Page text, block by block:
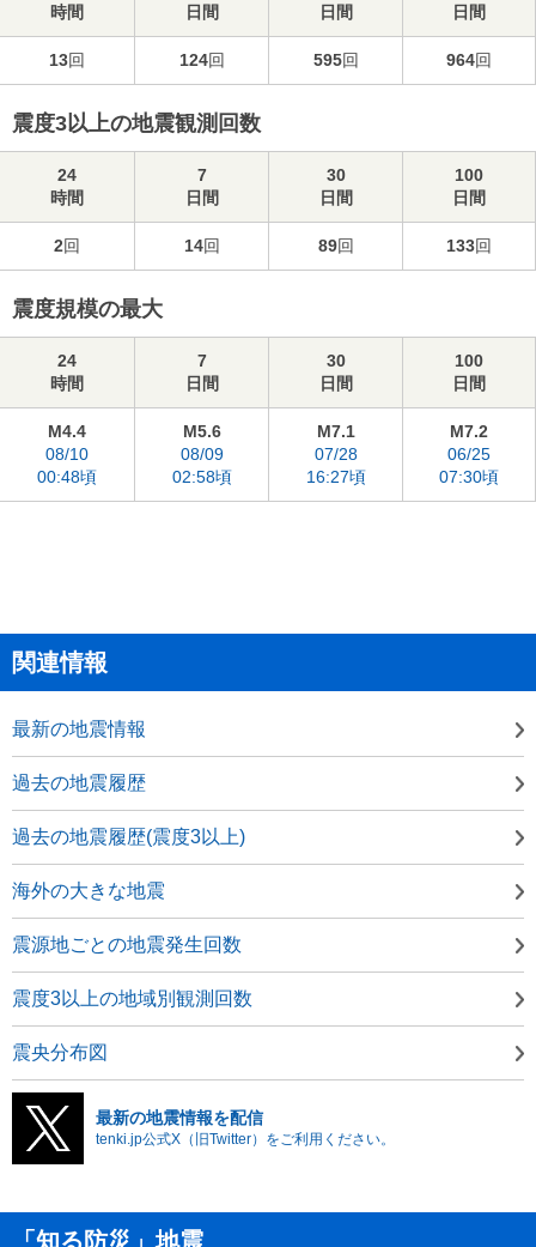
時間
日間
日間
日間
13回 124回 595回 964回
震度3以上の地震観測回数
24
時間
7
日間
30
日間
100
日間
2回 14回 89回 133回
震度規模の最大
24
時間
7
日間
30
日間
100
日間
M4.4
08/10
00:48頃
M5.6
08/09
02:58頃
M7.1
07/28
16:27頃
M7.2
06/25
07:30頃
関連情報
最新の地震情報
過去の地震履歴
過去の地震履歴(震度3以上)
海外の大きな地震
震源地ごとの地震発生回数
震度3以上の地域別観測回数
震央分布図
最新の地震情報を配信
tenki.jp公式X（旧Twitter）をご利用ください。
「知る防災」地震